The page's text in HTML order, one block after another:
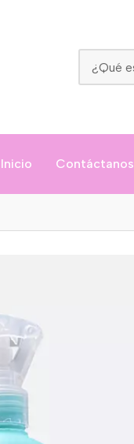
Inicio Contáctanos